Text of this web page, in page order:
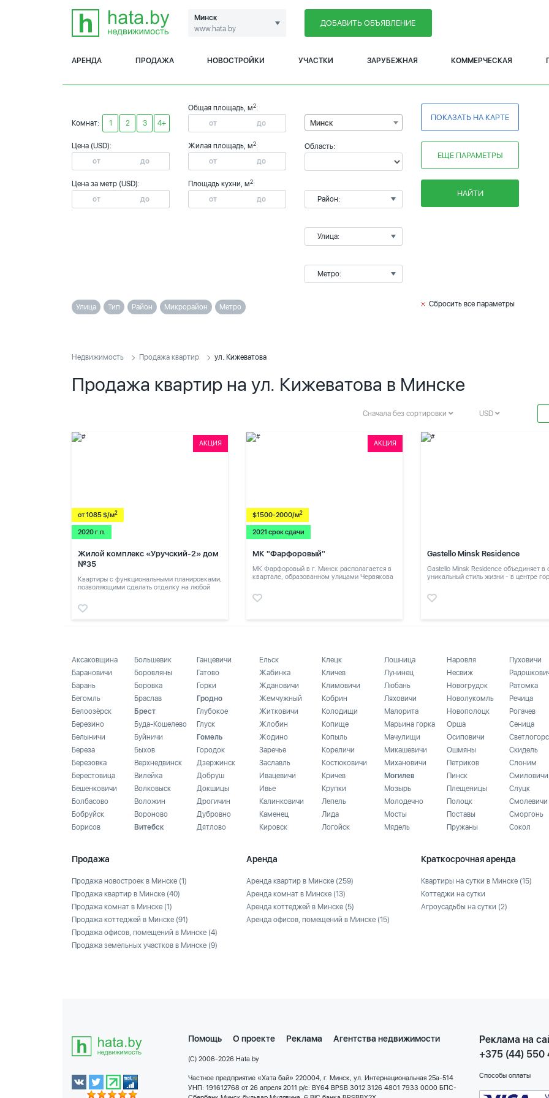
Минск
www.hata.by
ДОБАВИТЬ ОБЪЯВЛЕНИЕ
АРЕНДА ПРОДАЖА НОВОСТРОЙКИ УЧАСТКИ ЗАРУБЕЖНАЯ КОММЕРЧЕСКАЯ
Комнат: 1 2 3 4+
Цена (USD):
Цена за метр (USD):
Общая площадь, м2:
Жилая площадь, м2:
Площадь кухни, м2:
Минск
Область:
Район:
Улица:
Метро:
ПОКАЗАТЬ НА КАРТЕ
ЕЩЕ ПАРАМЕТРЫ
НАЙТИ
Улица Тип Район Микрорайон Метро Сбросить все параметры
Недвижимость Продажа квартир ул. Кижеватова
Продажа квартир на ул. Кижеватова в Минске
Сначала без сортировки USD
АКЦИЯ
от 1085 $/м2
2020 г.п.
Жилой комплекс «Уручский-2» дом
№35
Квартиры с функциональными планировками,
позволяющими сделать отделку на любой
АКЦИЯ
$1500-2000/м2
2021 срок сдачи
МК "Фарфоровый"
МК Фарфоровый в г. Минск располагается в
квартале, образованном улицами Червякова
Gastello Minsk Residence
Gastello Minsk Residence объединяет в
уникальный стиль жизни - в центре
Аксаковщина
Барановичи
Барань
Бегомль
Белоозёрск
Березино
Белыничи
Береза
Березовка
Берестовица
Бешенковичи
Болбасово
Бобруйск
Борисов
Большевик
Боровляны
Боровка
Браслав
Брест
Буда-Кошелево
Буйничи
Быхов
Верхнедвинск
Вилейка
Волковыск
Воложин
Вороново
Витебск
Ганцевичи
Гатово
Горки
Гродно
Глубокое
Глуск
Гомель
Городок
Дзержинск
Добруш
Докшицы
Дрогичин
Дубровно
Дятлово
Ельск
Жабинка
Ждановичи
Жемчужный
Житковичи
Жлобин
Жодино
Заречье
Заславль
Ивацевичи
Ивье
Калинковичи
Каменец
Кировск
Клецк
Кличев
Климовичи
Кобрин
Колодищи
Копище
Копыль
Кореличи
Костюковичи
Кричев
Крупки
Лепель
Лида
Логойск
Лошница
Лунинец
Любань
Ляховичи
Малорита
Марьина горка
Мачулищи
Микашевичи
Михановичи
Могилев
Мозырь
Молодечно
Мосты
Мядель
Наровля
Несвиж
Новогрудок
Новолукомль
Новополоцк
Орша
Осиповичи
Ошмяны
Петриков
Пинск
Плещеницы
Полоцк
Поставы
Пружаны
Пуховичи
Ратомка
Речица
Рогачев
Сеница
Скидель
Слоним
Смиловичи
Слуцк
Смолевичи
Сморгонь
Сокол
Продажа
Продажа новостроек в Минске (1)
Продажа квартир в Минске (40)
Продажа комнат в Минске (1)
Продажа коттеджей в Минске (91)
Продажа офисов, помещений в Минске (4)
Продажа земельных участков в Минске (9)
Аренда
Аренда квартир в Минске (259)
Аренда комнат в Минске (13)
Аренда коттеджей в Минске (5)
Аренда офисов, помещений в Минске (15)
Краткосрочная аренда
Квартиры на сутки в Минске (15)
Коттеджи на сутки
Агроусадьбы на сутки (2)
Помощь О проекте Реклама Агентства недвижимости
(C) 2006-2026 Hata.by
Частное предприятие «Хата бай» 220004, г. Минск, ул. Интернациональная 25а-514
УНП: 191612768 от 26 апреля 2011 р/с: BY64 BPSB 3012 3126 4801 7933 0000 БПС-
Реклама на
+375 (44) 550
Способы оплаты